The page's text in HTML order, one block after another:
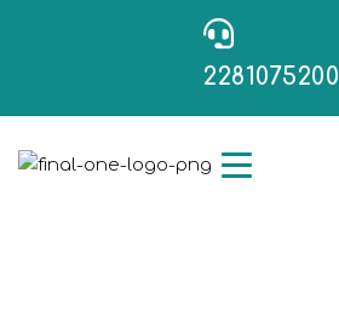
2281075200